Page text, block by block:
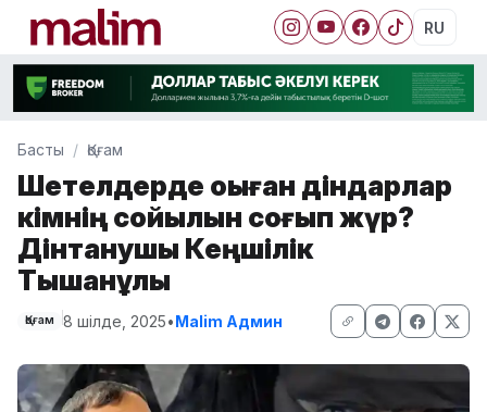
RU
Басты Қоғам
Шетелдерде оқыған діндарлар
кімнің сойылын соғып жүр?
Дінтанушы Кеңшілік
Тышқанұлы
Қоғам 8 шілде, 2025•Malim Админ